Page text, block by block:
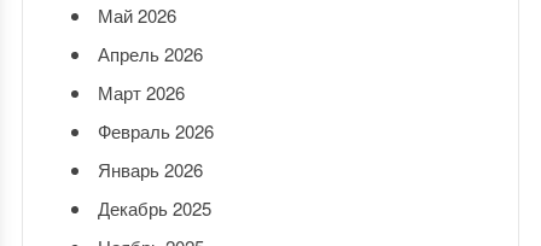
Май 2026
Апрель 2026
Март 2026
Февраль 2026
Январь 2026
Декабрь 2025